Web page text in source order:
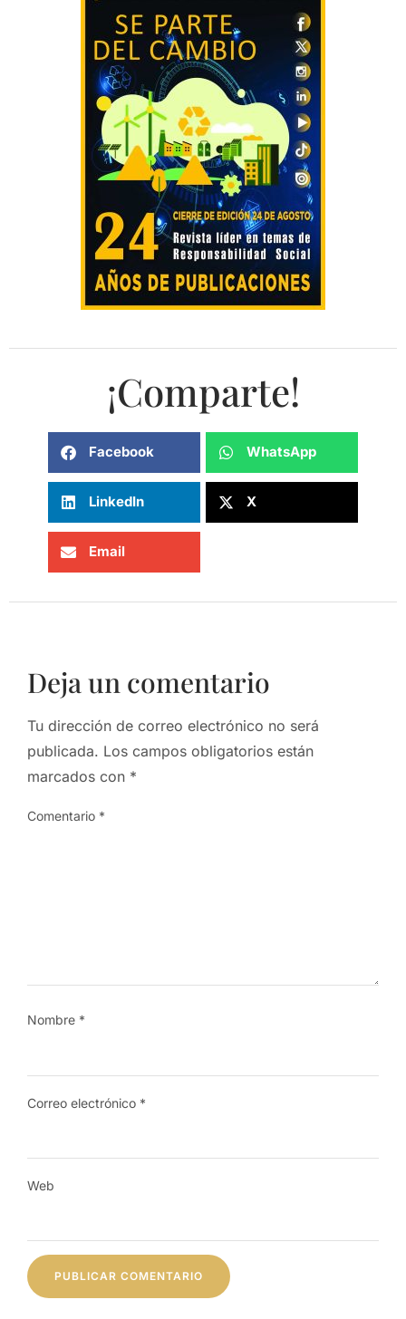
¡Comparte!
Facebook WhatsApp
LinkedIn X
Email
Deja un comentario
Tu dirección de correo electrónico no será
publicada. Los campos obligatorios están
marcados con *
Comentario *
Nombre *
Correo electrónico *
Web